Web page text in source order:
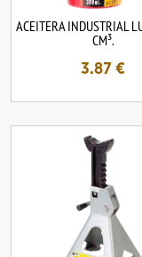
ACEITERA INDUSTRIAL
CM³.
3.87 €